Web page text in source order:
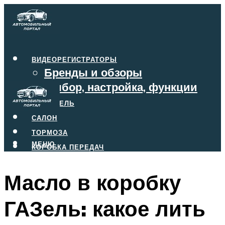
ВИДЕОРЕГИСТРАТОРЫ
Бренды и обзоры
Выбор, настройка, функции
ДВИГАТЕЛЬ
САЛОН
ТОРМОЗА
КОРОБКА ПЕРЕДАЧ
МЕНЮ
МЕНЮ
Масло в коробку
ГАЗель: какое лить